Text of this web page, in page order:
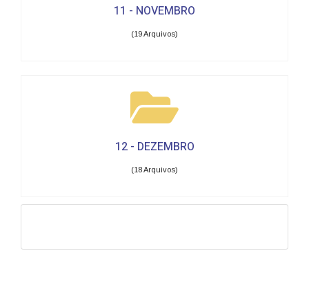
11 - NOVEMBRO
(19 Arquivos)
12 - DEZEMBRO
(18 Arquivos)